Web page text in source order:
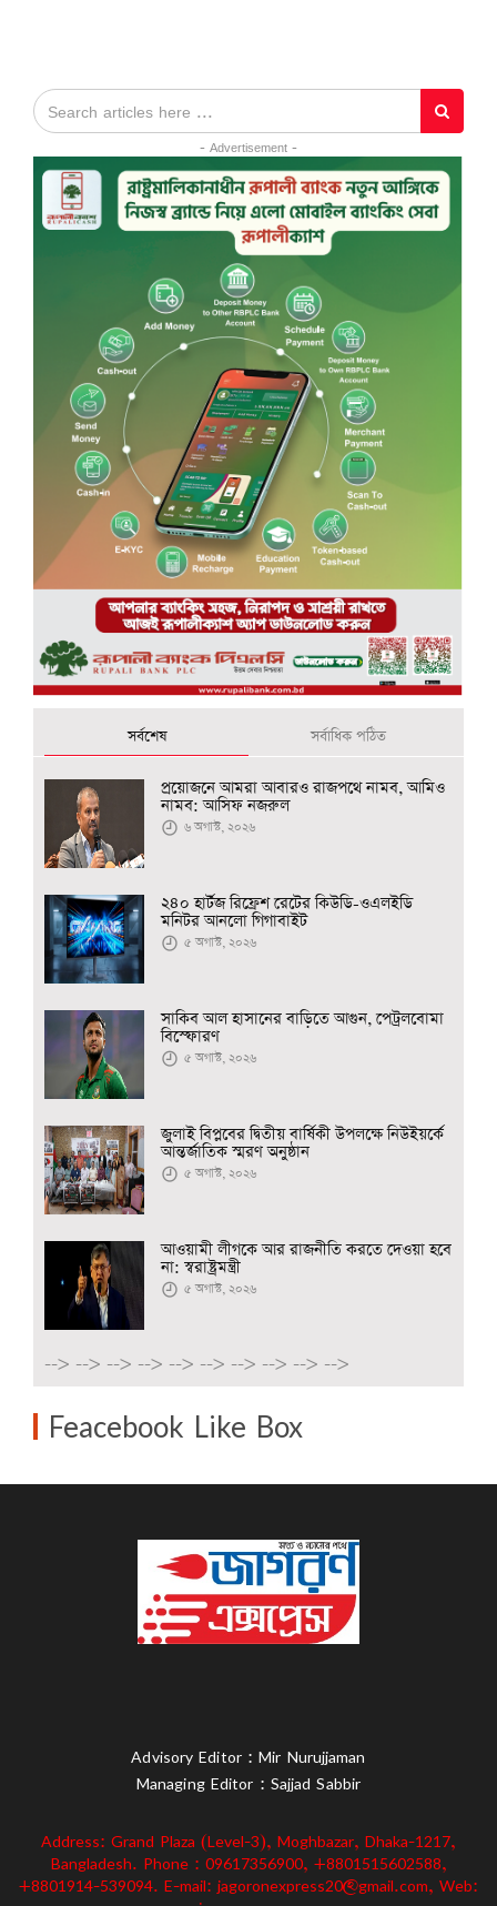
- Advertisement -
সর্বশেষ সর্বাধিক পঠিত
প্রয়োজনে আমরা আবারও রাজপথে নামব, আমিও
নামব: আসিফ নজরুল
৬ অগাস্ট, ২০২৬
২৪০ হার্টজ রিফ্রেশ রেটের কিউডি-ওএলইডি
মনিটর আনলো গিগাবাইট
৫ অগাস্ট, ২০২৬
সাকিব আল হাসানের বাড়িতে আগুন, পেট্রলবোমা
বিস্ফোরণ
৫ অগাস্ট, ২০২৬
জুলাই বিপ্লবের দ্বিতীয় বার্ষিকী উপলক্ষে নিউইয়র্কে
আন্তর্জাতিক স্মরণ অনুষ্ঠান
৫ অগাস্ট, ২০২৬
আওয়ামী লীগকে আর রাজনীতি করতে দেওয়া হবে
না: স্বরাষ্ট্রমন্ত্রী
৫ অগাস্ট, ২০২৬
--> --> --> --> --> --> --> --> --> -->
Feacebook Like Box
Advisory Editor : Mir Nurujjaman
Managing Editor : Sajjad Sabbir
Address: Grand Plaza (Level-3), Moghbazar, Dhaka-1217,
Bangladesh. Phone : 09617356900, +8801515602588,
+8801914-539094. E-mail: jagoronexpress20@gmail.com, Web: